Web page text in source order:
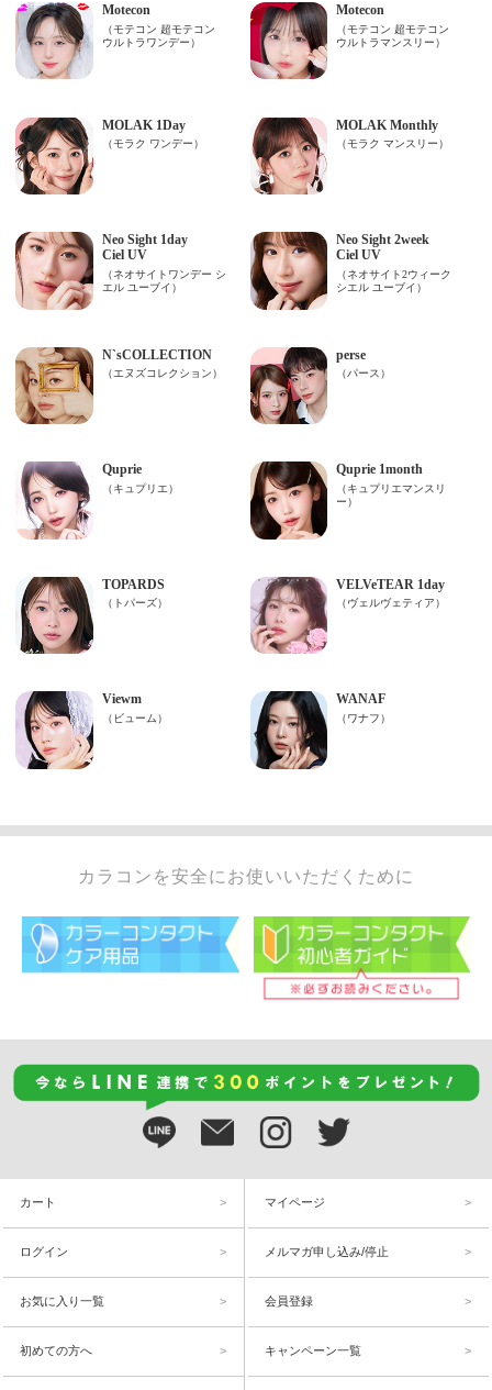
カラコンを安全にお使いいただくために
カート マイページ
ログイン メルマガ申し込み/停止
お気に入り一覧 会員登録
初めての方へ キャンペーン一覧